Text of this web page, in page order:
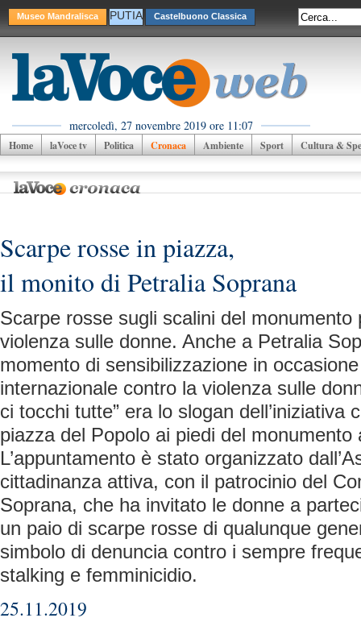
Museo Mandralisca PUTIA Castelbuono Classica
mercoledì, 27 novembre 2019 ore 11:07
Home laVoce tv Politica Cronaca Ambiente Sport Cultura &
Scarpe rosse in piazza,
il monito di Petralia Soprana
Scarpe rosse sugli scalini del monumento
violenza sulle donne. Anche a Petralia
momento di sensibilizzazione in
internazionale contro la violenza sulle
ci tocchi tutte” era lo slogan dell’iniziativa
piazza del Popolo ai piedi del monumento
L’appuntamento è stato organizzato
cittadinanza attiva, con il patrocinio del
Soprana, che ha invitato le donne a
un paio di scarpe rosse di qualunque
simbolo di denuncia contro i sempre
stalking e femminicidio.
25.11.2019